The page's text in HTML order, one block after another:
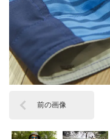
前の画像